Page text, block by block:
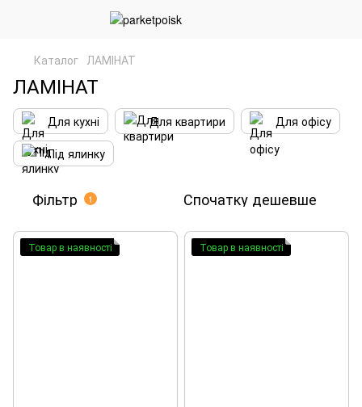
Каталог ЛАМІНАТ
ЛАМІНАТ
Для кухні Для квартири
Для офісу
Під ялинку
Фільтр 1 Спочатку дешевше
Товар в наявності Товар в наявності